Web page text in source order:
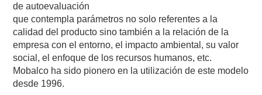
de autoevaluación
que contempla parámetros no solo referentes a la
calidad del producto sino también a la relación de la
empresa con el entorno, el impacto ambiental, su valor
social, el enfoque de los recursos humanos, etc.
Mobalco ha sido pionero en la utilización de este modelo
desde 1996.